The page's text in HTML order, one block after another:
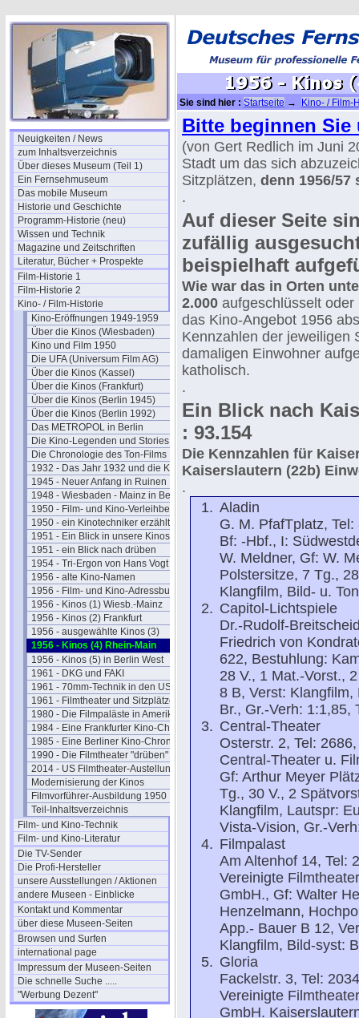
Neuigkeiten / News
zum Inhaltsverzeichnis
Über dieses Museum (Teil 1)
Ein Fernsehmuseum
Das mobile Museum
Historie und Geschichte
Programm-Historie (neu)
Wissen und Technik
Magazine und Zeitschriften
Literatur, Bücher + Prospekte
Film-Historie 1
Film-Historie 2
Kino- / Film-Historie
Kino-Eröffnungen 1949-1959
Über die Kinos (Wiesbaden)
Kino und Film 1950
Die UFA (Universum Film AG)
Über die Kinos (Kassel)
Über die Kinos (Frankfurt)
Über die Kinos (Berlin 1945)
Über die Kinos (Berlin 1992)
Das METROPOL in Berlin
Die Kino-Legenden und Stories
Die Chronologie des Ton-Films
1932 - Das Jahr 1932 und die Kinos
1945 - Neuer Anfang in Ruinen
1948 - Wiesbaden - Mainz in Berlin
1950 - Film- und Kino-Verleihbezirke
1950 - ein Kinotechniker erzählt
1951 - Ein Blick in unsere Kinos
1951 - ein Blick nach drüben
1954 - Tri-Ergon von Hans Vogt
1956 - alte Kino-Namen
1956 - Film- und Kino-Adressbuch 57
1956 - Kinos (1) Wiesb.-Mainz
1956 - Kinos (2) Frankfurt
1956 - ausgewählte Kinos (3)
1956 - Kinos (4) Rhein-Main
1956 - Kinos (5) in Berlin West
1961 - DKG und FAKI
1961 - 70mm-Technik in den USA
1961 - Filmtheater und Sitzplätze
1980 - Die Filmpaläste in Amerika
1984 - Eine Frankfurter Kino-Chronik
1985 - Eine Berliner Kino-Chronik
1990 - Die Filmtheater "drüben"
2014 - US Filmtheater-Austellung
Modernisierung der Kinos
Filmvorführer-Ausbildung 1950
Teil-Inhaltsverzeichnis
Film- und Kino-Technik
Film- und Kino-Literatur
Die TV-Sender
Die Profi-Hersteller
unsere Ausstellungen / Aktionen
andere Museen - Einblicke
Kontakt und Kommentar
über diese Museen-Seiten
Browsen und Surfen
international page
Impressum der Museen-Seiten
Die schnelle Suche .....
"Werbung Dezent"
Sie sind hier : Startseite → Kino- / Film-
Bitte beginnen Sie
(von Gert Redlich im Juni
Stadt um das sich
Sitzplätzen, denn 1956/57
.
Auf dieser Seite
zufällig
beispielhaft
Wie war das in Orten
2.000 aufgeschlüsselt
das Kino-Angebot 1956
Kennzahlen der jeweiligen
damaligen Einwohner
katholisch.
.
Ein Blick nach
: 93.154
Die Kennzahlen für
Kaiserslautern (22b)
.
Aladin
G. M. PfafTplatz,
Bf: -Hbf., I:
W. Meldner, Gf: W.
Polstersitze, 7 Tg.,
Klangfilm, Bild- u.
Capitol-Lichtspiele
Dr.-Rudolf-
Friedrich von
622, Bestuhlung:
28 V., 1 Mat.-Vorst.,
8 B, Verst:
Br., Gr.-Verh: 1:1,85,
Central-Theater
Osterstr. 2, Tel:
Central-Theater u.
Gf: Arthur Meyer
Tg., 30 V., 2
Klangfilm, Lautspr:
Vista-Vision, Gr.-
Filmpalast
Am Altenhof 14, Tel:
Vereinigte
GmbH., Gf: Walter
Henzelmann,
App.- Bauer B 12,
Klangfilm, Bild-syst:
Gloria
Fackelstr. 3, Tel:
Vereinigte
GmbH.